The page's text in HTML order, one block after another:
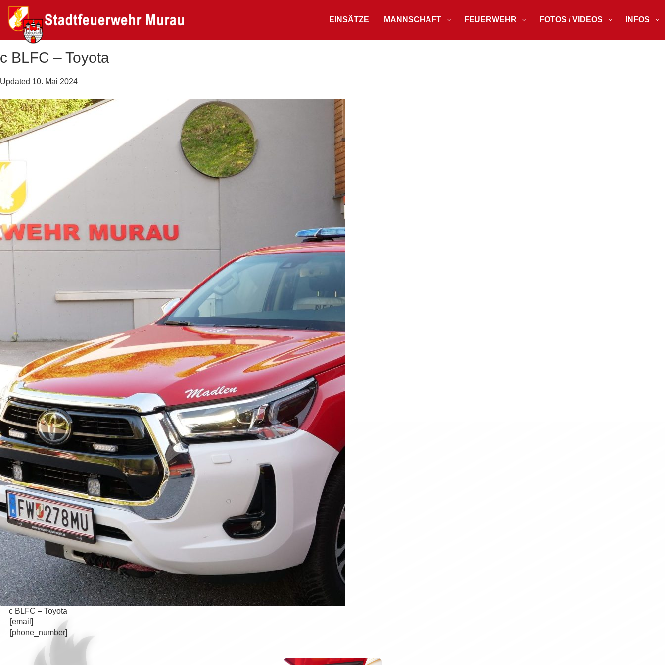
EINSÄTZE MANNSCHAFT FEUERWEHR FOTOS / VIDEOS INFOS
c BLFC – Toyota
Updated 10. Mai 2024
c BLFC – Toyota
[email]
[phone_number]